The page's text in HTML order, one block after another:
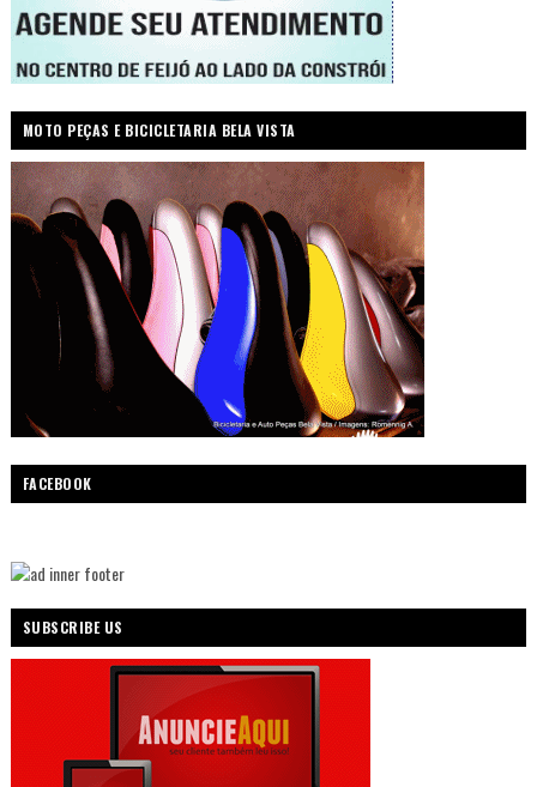
MOTO PEÇAS E BICICLETARIA BELA VISTA
FACEBOOK
SUBSCRIBE US